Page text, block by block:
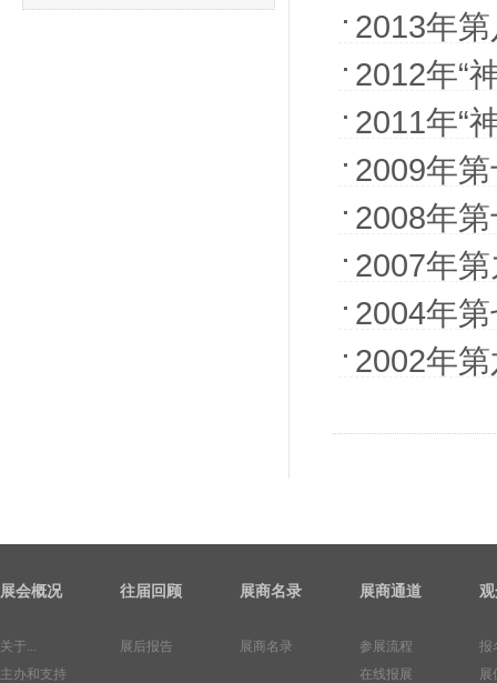
2013年
2012年“
2011年“
2009年
成形展览
2008年
表扬奖、
2007年
形展览会
2004年
2002年
展会概况
关于...
主办和支持
往届回顾
展后报告
展商名录
展商名录
展商通道
参展流程
在线报展
报
展